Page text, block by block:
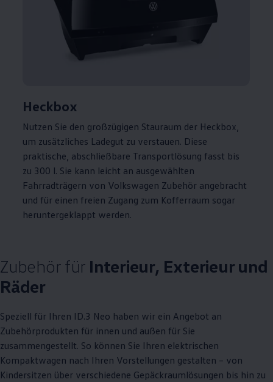
Heckbox
Nutzen Sie den großzügigen Stauraum der Heckbox,
um zusätzliches Ladegut zu verstauen. Diese
praktische, abschließbare Transportlösung fasst bis
zu 300 l. Sie kann leicht an ausgewählten
Fahrradträgern von Volkswagen Zubehör angebracht
und für einen freien Zugang zum Kofferraum sogar
heruntergeklappt werden.
Zubehörfür Interieur, Exterieur und
Räder
Speziell für Ihren ID.3 Neo haben wir ein Angebot an
Zubehörprodukten für innen und außen für Sie
zusammengestellt. So können Sie Ihren elektrischen
Kompaktwagen nach Ihren Vorstellungen gestalten – von
Kindersitzen über verschiedene Gepäckraumlösungen bis hin zu